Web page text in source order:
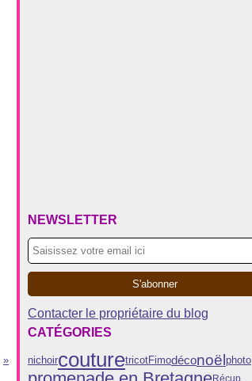
NEWSLETTER
Contacter le propriétaire du blog
CATÉGORIES
nichoircouturetricotFimodéconoëlphoto
Récup